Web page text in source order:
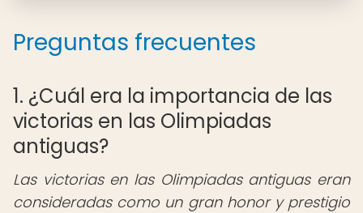
Preguntas frecuentes
1. ¿Cuál era la importancia de las
victorias en las Olimpiadas
antiguas?
Las victorias en las Olimpiadas antiguas eran
consideradas como un gran honor y prestigio